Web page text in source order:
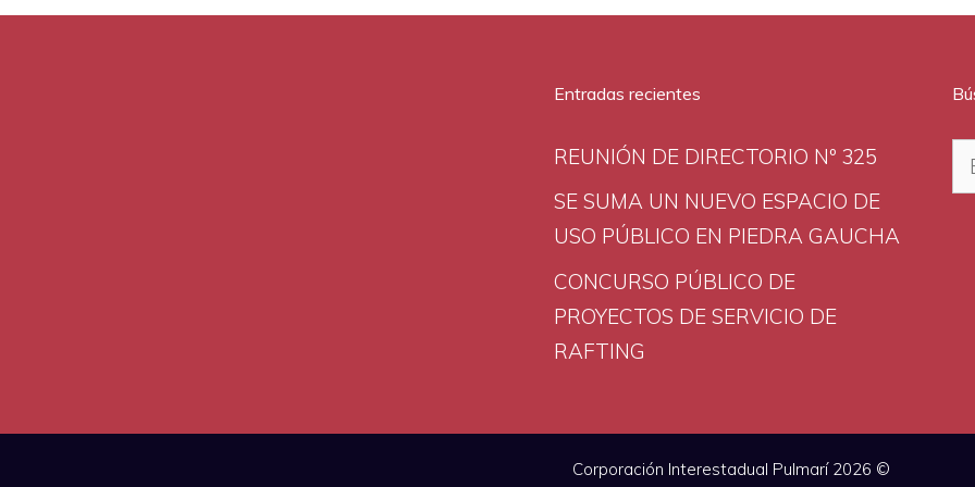
Entradas recientes
REUNIÓN DE DIRECTORIO Nº 325
SE SUMA UN NUEVO ESPACIO DE
USO PÚBLICO EN PIEDRA GAUCHA
CONCURSO PÚBLICO DE
PROYECTOS DE SERVICIO DE
RAFTING
Corporación Interestadual Pulmarí 2026 ©